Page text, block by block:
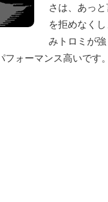
さは、あっ
を拒めなく
みトロミが
ォーマンス高いです。